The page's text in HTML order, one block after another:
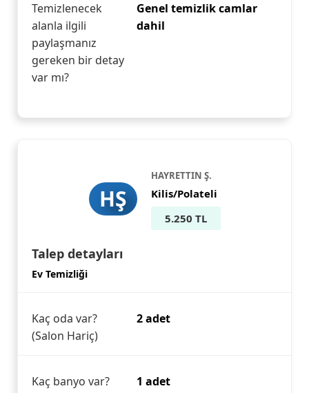
Temizlenecek
alanla ilgili
paylaşmanız
gereken bir detay
var mı?
Genel temizlik camlar
dahil
HŞ
HAYRETTIN Ş.
Kilis/Polateli
5.250 TL
Talep detayları
Ev Temizliği
Kaç oda var?
(Salon Hariç)
2 adet
Kaç banyo var? 1 adet